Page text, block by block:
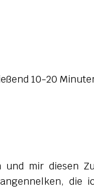
10-20
und mir diesen
die